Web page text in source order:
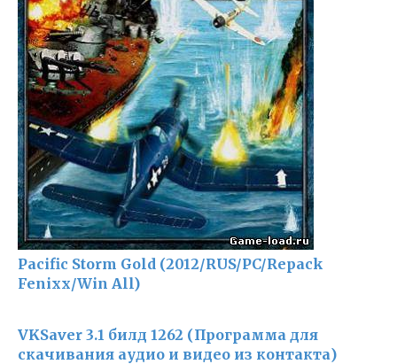
Pacific Storm Gold (2012/RUS/PC/Repack
Fenixx/Win All)
VKSaver 3.1 билд 1262 (Программа для
скачивания аудио и видео из контакта)